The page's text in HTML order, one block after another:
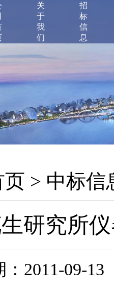
关
于
我
们
招
标
信
息
页 > 中标信
研究所
2011-09-13